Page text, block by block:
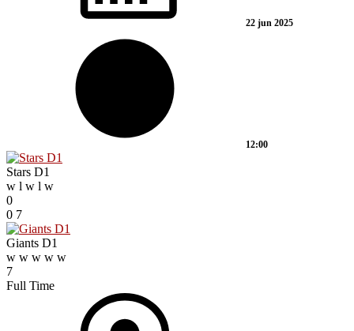
22 jun 2025
12:00
Stars D1
w l w l w
0
0 7
Giants D1
w w w w w
7
Full Time